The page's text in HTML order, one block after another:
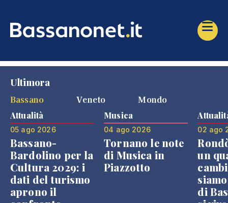
Ultimora
Bassano
Veneto Mondo
Attualità
05 ago 2026
Bassano-
Bardolino per la
Cultura 2029: i
dati del turismo
aprono il
Musica
04 ago 2026
Tornano le note
di Musica in
Piazzotto
02 ago
un
di